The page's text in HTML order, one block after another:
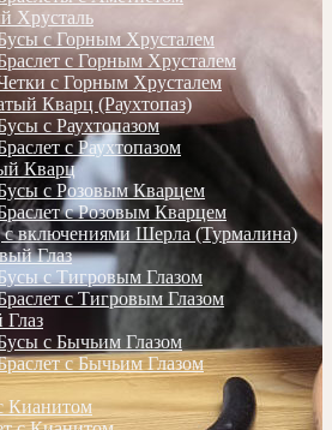
Хрусталь
с Горным Хрусталем
с Горным Хрусталем
с Горным Хрусталем
Кварц (Раухтопаз)
с Раухтопазом
с Раухтопазом
Кварц
с Розовым Кварцем
с Розовым Кварцем
с включениями Шерла (Турмалина)
Глаз
с Тигровым Глазом
с Тигровым Глазом
с Бычьим Глазом
с Бычьим Глазом
Кианитом